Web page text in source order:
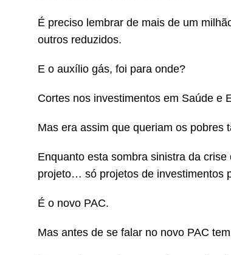
É preciso lembrar de mais de um
outros reduzidos.
E o auxílio gás, foi para onde?
Cortes nos investimentos em Saúde e
Mas era assim que queriam os pobres
Enquanto esta sombra sinistra da
projeto… só projetos de investimentos
É o novo PAC.
Mas antes de se falar no novo PAC